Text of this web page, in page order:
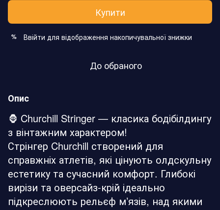
Купити
% Ввійти для відображення накопичувальної знижки
До обраного
Опис
🦍 Churchill Stringer — класика бодібілдингу
з вінтажним характером!
Стрінгер Churchill створений для
справжніх атлетів, які цінують олдскульну
естетику та сучасний комфорт. Глибокі
вирізи та оверсайз-крій ідеально
підкреслюють рельєф м’язів, над якими